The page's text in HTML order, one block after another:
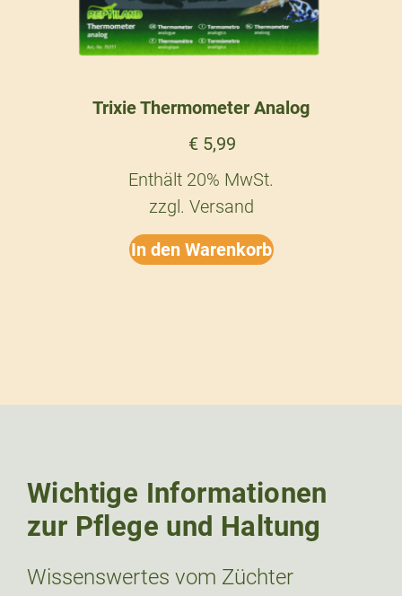
Trixie Thermometer Analog
€ 5,99
Enthält 20% MwSt.
zzgl. Versand
In den Warenkorb
Wichtige Informationen
zur Pflege und Haltung
Wissenswertes vom Züchter